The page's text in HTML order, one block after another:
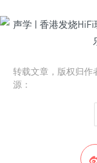
转载文章，版权归作
源：